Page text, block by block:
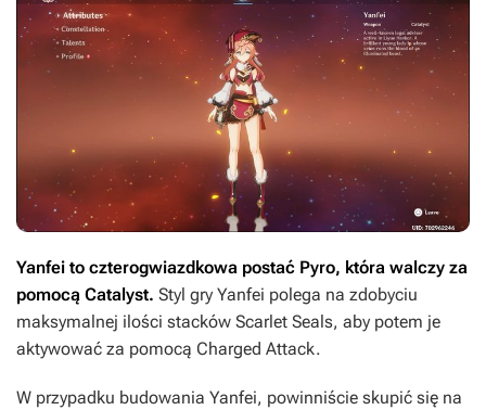
Yanfei to czterogwiazdkowa postać Pyro, która walczy za
pomocą Catalyst. Styl gry Yanfei polega na zdobyciu
maksymalnej ilości stacków Scarlet Seals, aby potem je
aktywować za pomocą Charged Attack.
W przypadku budowania Yanfei, powinniście skupić się na